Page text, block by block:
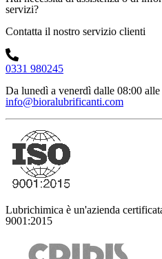
servizi?
Contatta il nostro servizio clienti
0331 980245
Da lunedì a venerdì dalle 08:00
info@bioralubrificanti.com
Lubrichimica è un'azienda
9001:2015